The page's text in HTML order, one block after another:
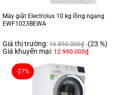
Máy giặt Electrolux 10 kg lồng ngang
EWF1023BEWA
Giá thị trường: 16.890.000₫ (23 %)
Giá khuyến mại: 12.990.000₫
-27%